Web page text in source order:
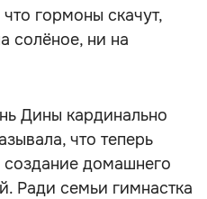
гормоны скачут,
солёное, ни на
Дины кардинально
что теперь
создание домашнего
Ради семьи гимнастка